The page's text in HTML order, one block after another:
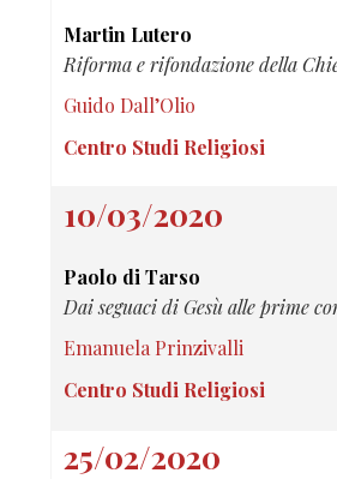
Martin Lutero
Riforma e rifondazione della
Guido Dall’Olio
Centro Studi Religiosi
10/03/2020
Paolo di Tarso
Dai seguaci di Gesù alle prime
Emanuela Prinzivalli
Centro Studi Religiosi
25/02/2020